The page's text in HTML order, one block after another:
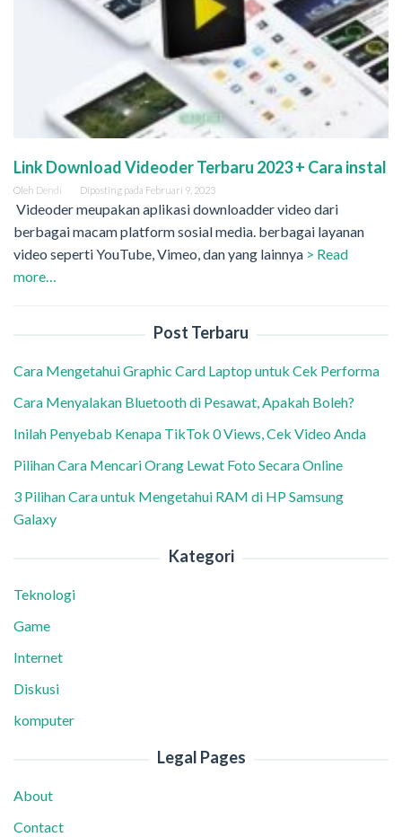
Link Download Videoder Terbaru 2023 + Cara instal
Oleh Dendi Diposting pada Februari 9, 2023
Videoder meupakan aplikasi downloadder video dari
berbagai macam platform sosial media. berbagai layanan
video seperti YouTube, Vimeo, dan yang lainnya > Read
more…
Post Terbaru
Cara Mengetahui Graphic Card Laptop untuk Cek Performa
Cara Menyalakan Bluetooth di Pesawat, Apakah Boleh?
Inilah Penyebab Kenapa TikTok 0 Views, Cek Video Anda
Pilihan Cara Mencari Orang Lewat Foto Secara Online
3 Pilihan Cara untuk Mengetahui RAM di HP Samsung
Galaxy
Kategori
Teknologi
Game
Internet
Diskusi
komputer
Legal Pages
About
Contact